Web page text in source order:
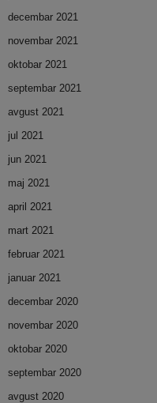
decembar 2021
novembar 2021
oktobar 2021
septembar 2021
avgust 2021
jul 2021
jun 2021
maj 2021
april 2021
mart 2021
februar 2021
januar 2021
decembar 2020
novembar 2020
oktobar 2020
septembar 2020
avgust 2020